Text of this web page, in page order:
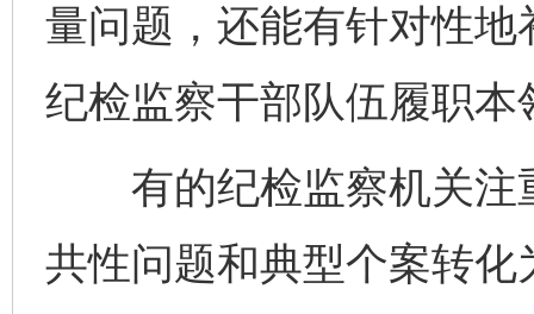
量问题，还能有针对性
纪检监察干部队伍履职本
有的纪检监察机关注
共性问题和典型个案转